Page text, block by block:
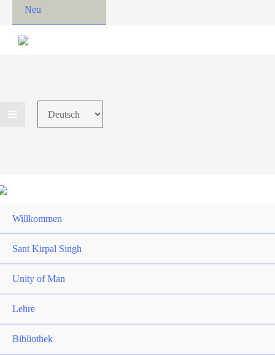
Neu
Choose
a
Willkommen
Sant Kirpal Singh
Unity of Man
Lehre
Bibliothek